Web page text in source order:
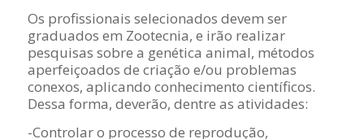
Os profissionais selecionados devem ser
graduados em Zootecnia, e irão realizar
pesquisas sobre a genética animal, métodos
aperfeiçoados de criação e/ou problemas
conexos, aplicando conhecimento científicos.
Dessa forma, deverão, dentre as atividades:
-Controlar o processo de reprodução,